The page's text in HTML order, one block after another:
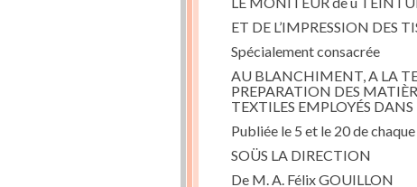
ET DE L’IMPRESSION DES
Spécialement consacrée
AU BLANCHIMENT, A LA
PREPARATION DES
TEXTILES EMPLOYÉS
Publiée le 5 et le 20 de
SOÜS LA DIRECTION
De M. A. Félix GOUILLON